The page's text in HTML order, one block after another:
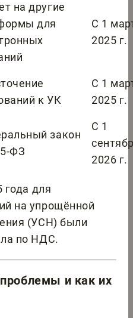
на другие
для
С 1
2025 г.
к УК
С 1
2025 г.
закон
ФЗ
С 1
2026 г.
года для
на упрощённой
(УСН) были
по НДС.
и как их